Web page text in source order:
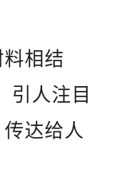
相结
引人注目
达给人